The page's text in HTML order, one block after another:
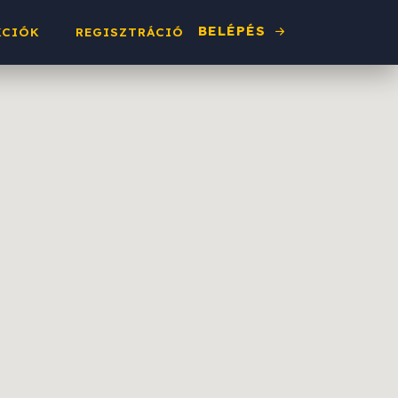
REGISZTRÁCIÓ BELÉPÉS